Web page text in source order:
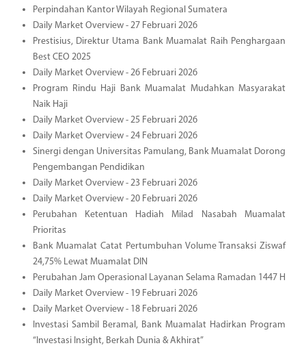
Perpindahan Kantor Wilayah Regional Sumatera
Daily Market Overview - 27 Februari 2026
Prestisius, Direktur Utama Bank Muamalat Raih Penghargaan
Best CEO 2025
Daily Market Overview - 26 Februari 2026
Program Rindu Haji Bank Muamalat Mudahkan Masyarakat
Naik Haji
Daily Market Overview - 25 Februari 2026
Daily Market Overview - 24 Februari 2026
Sinergi dengan Universitas Pamulang, Bank Muamalat Dorong
Pengembangan Pendidikan
Daily Market Overview - 23 Februari 2026
Daily Market Overview - 20 Februari 2026
Perubahan Ketentuan Hadiah Milad Nasabah Muamalat
Prioritas
Bank Muamalat Catat Pertumbuhan Volume Transaksi Ziswaf
24,75% Lewat Muamalat DIN
Perubahan Jam Operasional Layanan Selama Ramadan 1447 H
Daily Market Overview - 19 Februari 2026
Daily Market Overview - 18 Februari 2026
Investasi Sambil Beramal, Bank Muamalat Hadirkan Program
“Investasi Insight, Berkah Dunia & Akhirat”